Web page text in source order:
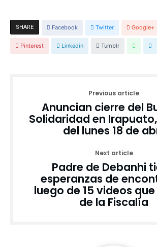
SHARE Facebook Twitter Google+
Pinterest Linkedin Tumblr
Previous article
Anuncian cierre del
Solidaridad en
del lunes 18 de
Next article
Padre de Debanhi
esperanzas de
luego de 15 videos
de la Fiscalía